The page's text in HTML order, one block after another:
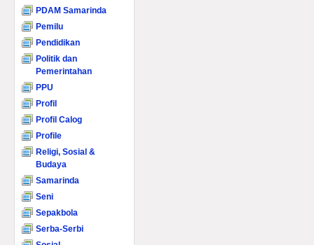
PDAM Samarinda
Pemilu
Pendidikan
Politik dan
Pemerintahan
PPU
Profil
Profil Calog
Profile
Religi, Sosial &
Budaya
Samarinda
Seni
Sepakbola
Serba-Serbi